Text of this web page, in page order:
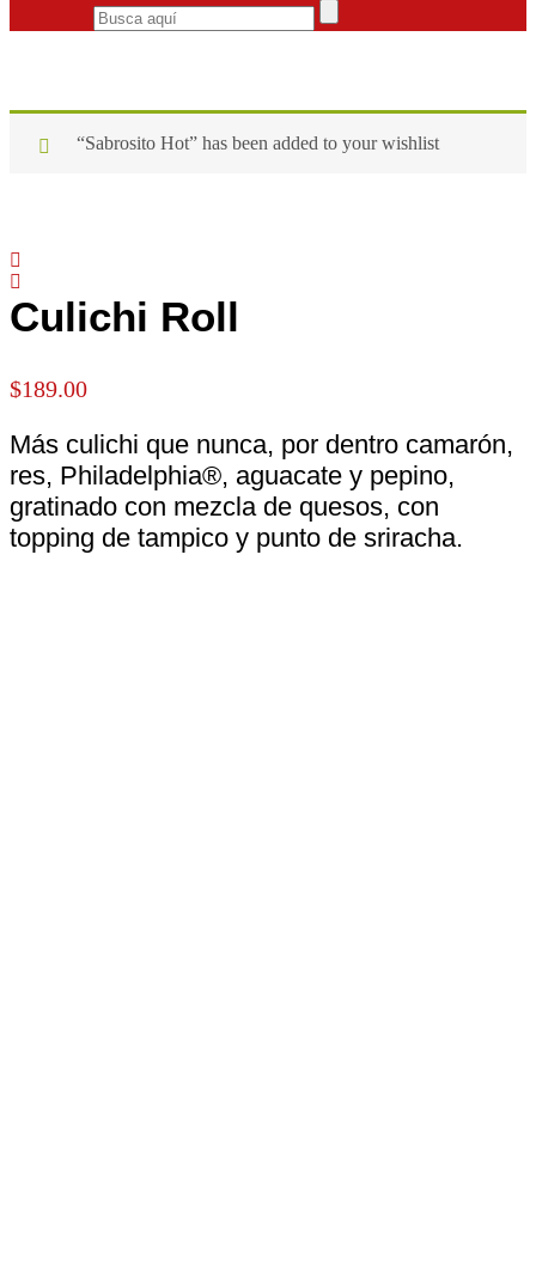
“Sabrosito Hot” has been added to your wishlist
Culichi Roll
$189.00
Más culichi que nunca, por dentro camarón,
res, Philadelphia®, aguacate y pepino,
gratinado con mezcla de quesos, con
topping de tampico y punto de sriracha.